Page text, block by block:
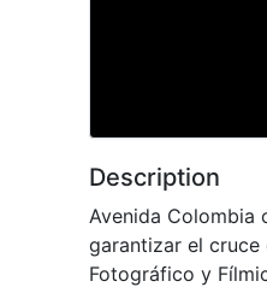
Description
Avenida Colombia
garantizar el cruce
Fotográfico y